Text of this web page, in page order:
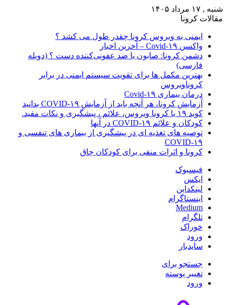
شنبه , ۱۷ مرداد ۱۴۰۵
مقالات کرونا
ایمنی به ویروس کرونا چقدر طول می کشد ؟
واکسن Covid-۱۹ – آخرین اخبار
دشمن کرونا: صابون یا ضد عفونی‌کننده دست ؟ (دوبله
فارسی)
بهترین مکمل ها برای تقویت سیستم ایمنی در برابر
کروناویروس
درمان بیماری Covid-۱۹
آزمایش کرونا، هر آنچه باید از آزمایش COVID-۱۹ بدانید
کوید ۱۹ یا کرونا ویروس، علائم ، پیشگیری و نکات مفید.
کودکان و علائم COVID-۱۹ در آنها
توصیه های تغذیه ای در پیشگیری از بیماری های تنفسی و
COVID-۱۹
کرونا و اثرات منفی برای کودکان چاق
فیسبوک
ایکس
لینکداین
اینستاگرام
Medium
تلگرام
خوراک
ورود
سایدبار
جستجو برای
تغییر پوسته
ورود